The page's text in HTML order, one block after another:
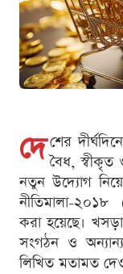
দে শের
বৈধ, স্বীকৃত
নতুন উদ্যোগ
নীতিমালা-
করা হয়েছে।
সংগঠন ও
লিখিত মতামত